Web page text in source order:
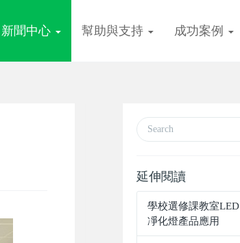
新聞中心 幫助與支持 成功案例
延伸閱讀
學校選修課教室LED
凈化燈產品應用